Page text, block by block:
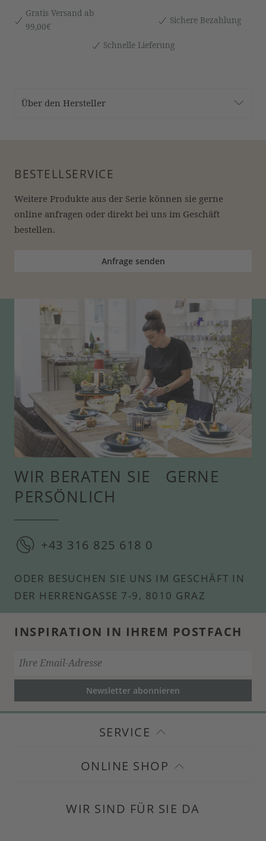
Gratis Versand ab
99,00€
Sichere Bezahlung
Schnelle Lieferung
Über den Hersteller
BESTELLSERVICE
Weitere Produkte aus der Serie können sie gerne
online anfragen oder direkt bei uns im Geschäft
bestellen.
Anfrage senden
WIR BERATEN SIE GERNE
PERSÖNLICH
+43 316 825 618 0
ODER BESUCHEN SIE UNS IM GESCHÄFT IN
DER HERRENGASSE 7-9, 8010 GRAZ
INSPIRATION IN IHREM POSTFACH
Newsletter abonnieren
SERVICE
ONLINE SHOP
WIR SIND FÜR SIE DA